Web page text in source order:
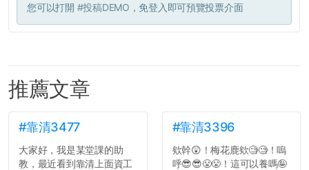
您可以打開 #投稿DEMO ，免登入即可預覽投票介面
推薦文章
#靠清3477
大家好，我是某堂課的助
教，最近看到靠清上面資工
#靠清3396
欸幹😲！梅花鹿欸🧐🧐！嗚
呼😎😎😤😤！這可以養嗎🤪